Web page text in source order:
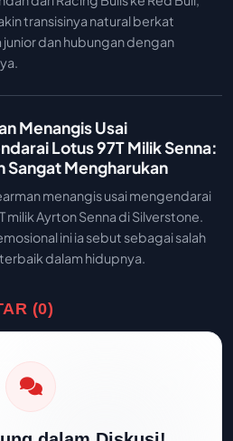
transisinya natural berkat
dan hubungan dengan
Menangis Usai
Lotus 97T Milik Senna:
Sangat Mengharukan
menangis usai mengendarai
milik Ayrton Senna di Silverstone.
ini ia sebut sebagai salah
dalam hidupnya.
(0)